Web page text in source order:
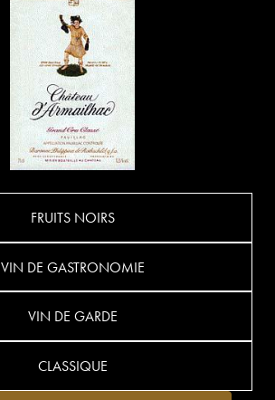
FRUITS NOIRS
VIN DE GASTRONOMIE
VIN DE GARDE
CLASSIQUE